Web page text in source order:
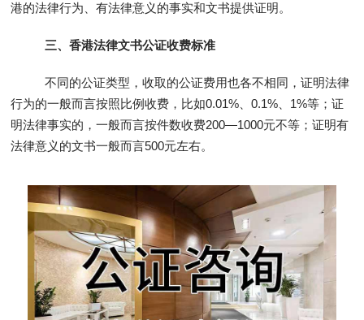
港的法律行为、有法律意义的事实和文书提供证明。
三、香港法律文书公证收费标准
不同的公证类型，收取的公证费用也各不相同，证明法律
行为的一般而言按照比例收费，比如0.01%、0.1%、1%等；证
明法律事实的，一般而言按件数收费200—1000元不等；证明有
法律意义的文书一般而言500元左右。